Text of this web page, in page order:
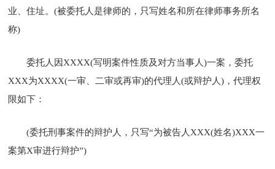
业、住址。(被委托人是律师的，只写姓名和所在律师事务所名
称)
委托人因XXXX(写明案件性质及对方当事人)一案，委托
XXX为XXXX(一审、二审或再审)的代理人(或辩护人)，代理权
限如下：
(委托刑事案件的辩护人，只写“为被告人XXX(姓名)XXX一
案第X审进行辩护”)